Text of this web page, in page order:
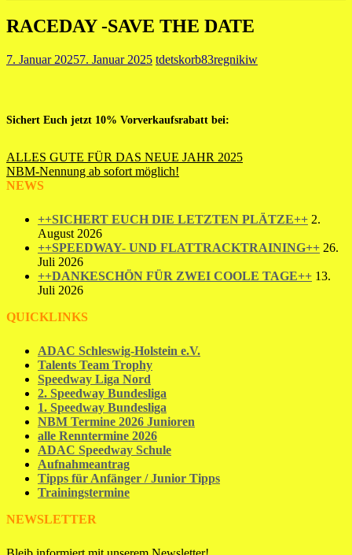
RACEDAY -SAVE THE DATE
7. Januar 20257. Januar 2025 tdetskorb83regnikiw
Sichert Euch jetzt 10% Vorverkaufsrabatt bei:
Beitragsnavigation
ALLES GUTE FÜR DAS NEUE JAHR 2025
NBM-Nennung ab sofort möglich!
NEWS
++SICHERT EUCH DIE LETZTEN PLÄTZE++ 2.
August 2026
++SPEEDWAY- UND FLATTRACKTRAINING++ 26.
Juli 2026
++DANKESCHÖN FÜR ZWEI COOLE TAGE++ 13.
Juli 2026
QUICKLINKS
ADAC Schleswig-Holstein e.V.
Talents Team Trophy
Speedway Liga Nord
2. Speedway Bundesliga
1. Speedway Bundesliga
NBM Termine 2026 Junioren
alle Renntermine 2026
ADAC Speedway Schule
Aufnahmeantrag
Tipps für Anfänger / Junior Tipps
Trainingstermine
NEWSLETTER